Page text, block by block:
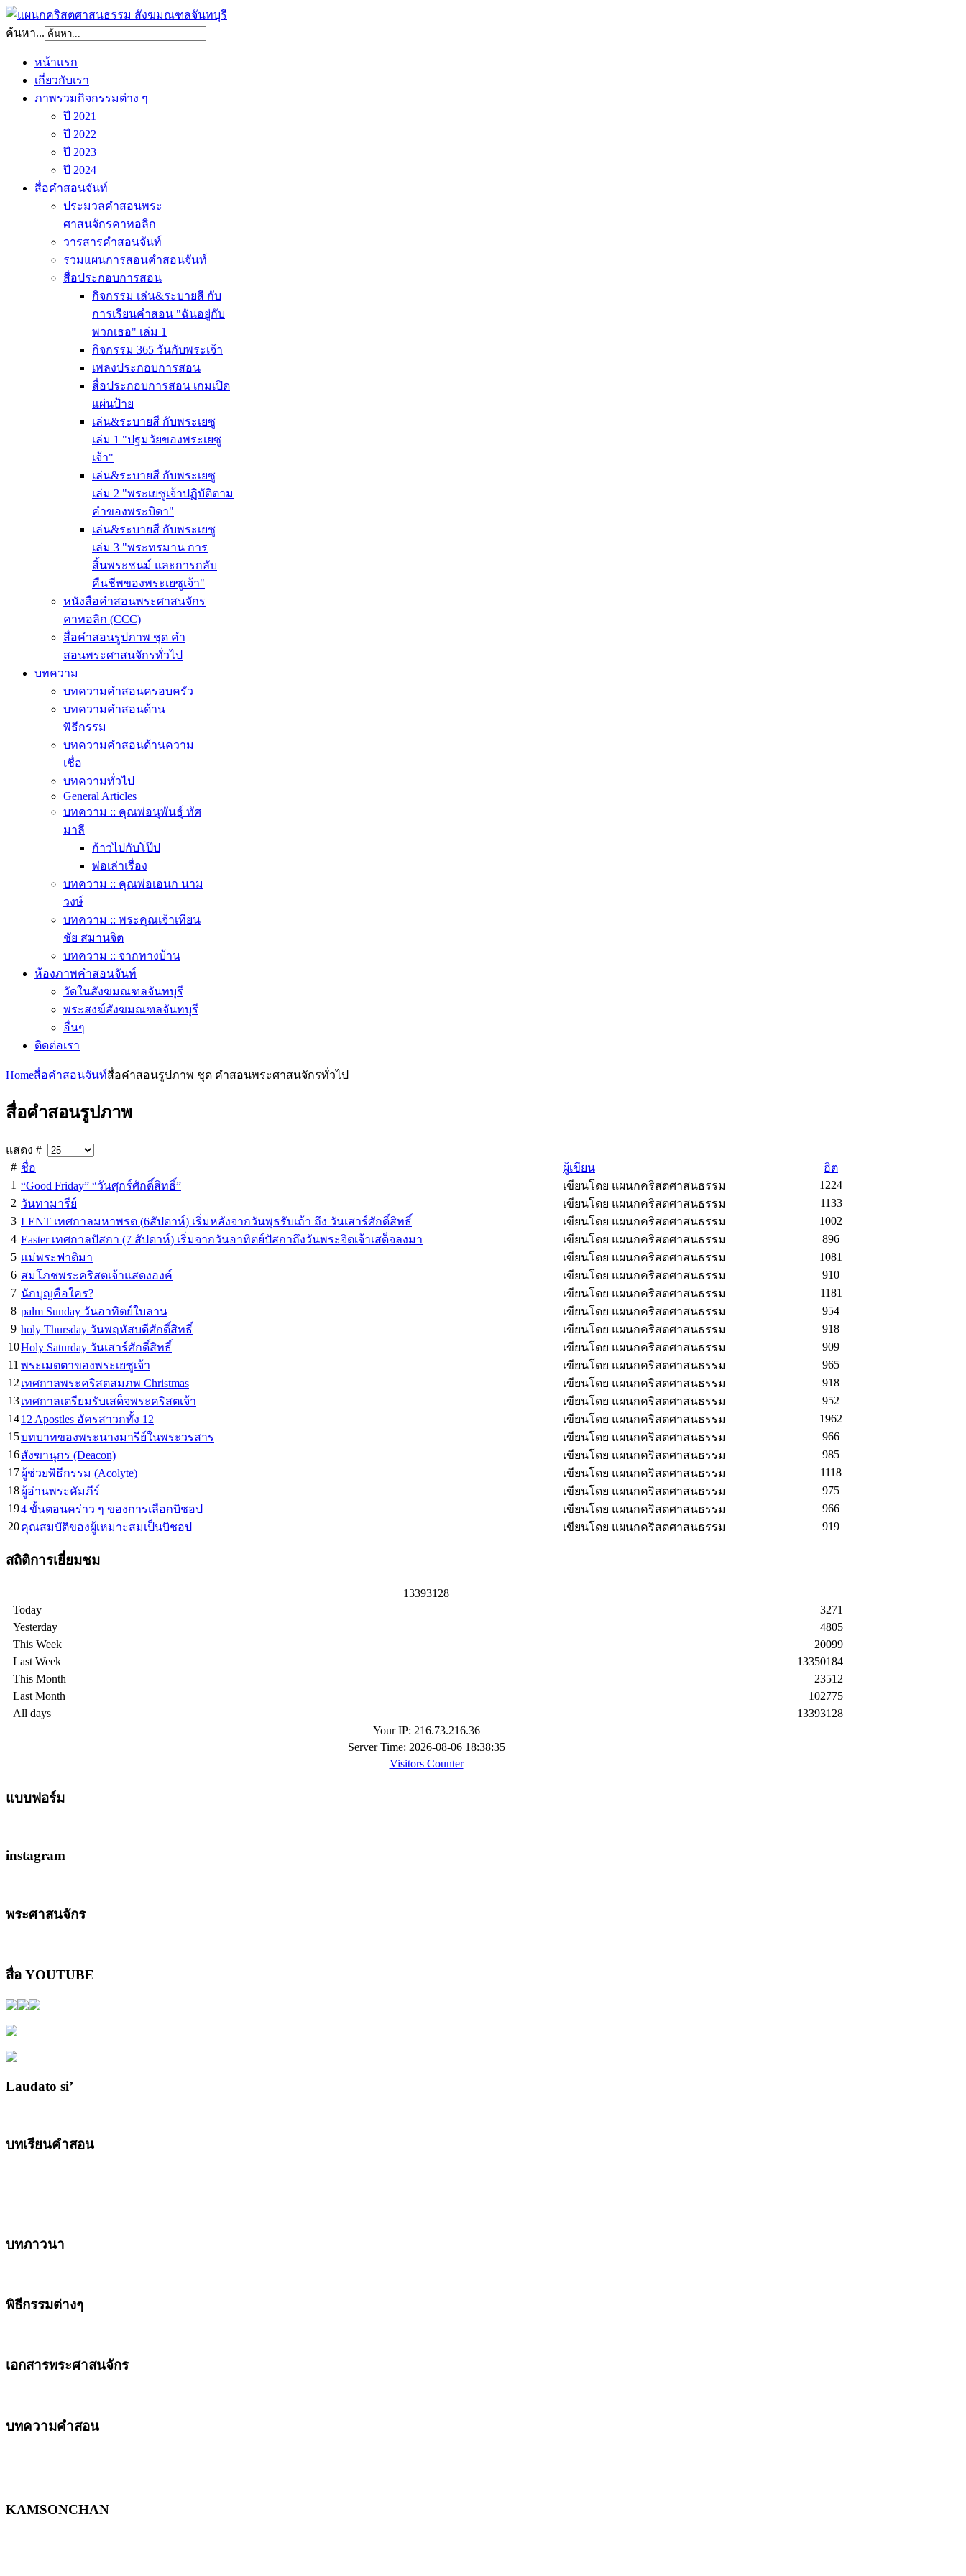
ค้นหา...
หน้าแรก
เกี่ยวกับเรา
ภาพรวมกิจกรรมต่าง ๆ
ปี 2021
ปี 2022
ปี 2023
ปี 2024
สื่อคำสอนจันท์
ประมวลคำสอนพระ
ศาสนจักรคาทอลิก
วารสารคำสอนจันท์
รวมแผนการสอนคำสอนจันท์
สื่อประกอบการสอน
กิจกรรม เล่น&ระบายสี กับ
การเรียนคำสอน "ฉันอยู่กับ
พวกเธอ" เล่ม 1
กิจกรรม 365 วันกับพระเจ้า
เพลงประกอบการสอน
สื่อประกอบการสอน เกมเปิด
แผ่นป้าย
เล่น&ระบายสี กับพระเยซู
เล่ม 1 "ปฐมวัยของพระเยซู
เจ้า"
เล่น&ระบายสี กับพระเยซู
เล่ม 2 "พระเยซูเจ้าปฏิบัติตาม
คำของพระบิดา"
เล่น&ระบายสี กับพระเยซู
เล่ม 3 "พระทรมาน การ
สิ้นพระชนม์ และการกลับ
คืนชีพของพระเยซูเจ้า"
หนังสือคำสอนพระศาสนจักร
คาทอลิก (CCC)
สื่อคำสอนรูปภาพ ชุด คำ
สอนพระศาสนจักรทั่วไป
บทความ
บทความคำสอนครอบครัว
บทความคำสอนด้าน
พิธีกรรม
บทความคำสอนด้านความ
เชื่อ
บทความทั่วไป
General Articles
บทความ :: คุณพ่อนุพันธุ์ ทัศ
มาลี
ก้าวไปกับโป๊ป
พ่อเล่าเรื่อง
บทความ :: คุณพ่อเอนก นาม
วงษ์
บทความ :: พระคุณเจ้าเทียน
ชัย สมานจิต
บทความ :: จากทางบ้าน
ห้องภาพคำสอนจันท์
วัดในสังฆมณฑลจันทบุรี
พระสงฆ์สังฆมณฑลจันทบุรี
อื่นๆ
ติดต่อเรา
Homeสื่อคำสอนจันท์สื่อคำสอนรูปภาพ ชุด คำสอนพระศาสนจักรทั่วไป
สื่อคำสอนรูปภาพ
แสดง #
# ชื่อ ผู้เขียน
ฮิต
1 “Good Friday” “วันศุกร์ศักดิ์สิทธิ์” เขียนโดย แผนกคริสตศาสนธรรม
1224
2 วันทามารีย์ เขียนโดย แผนกคริสตศาสนธรรม
1133
3 LENT เทศกาลมหาพรต (6สัปดาห์) เริ่มหลังจากวันพุธรับเถ้า ถึง วันเสาร์ศักดิ์สิทธิ์ เขียนโดย แผนกคริสตศาสนธรรม
1002
4 Easter เทศกาลปัสกา (7 สัปดาห์) เริ่มจากวันอาทิตย์ปัสกาถึงวันพระจิตเจ้าเสด็จลงมา เขียนโดย แผนกคริสตศาสนธรรม
896
5 แม่พระฟาติมา เขียนโดย แผนกคริสตศาสนธรรม
1081
6 สมโภชพระคริสตเจ้าแสดงองค์ เขียนโดย แผนกคริสตศาสนธรรม
910
7 นักบุญคือใคร? เขียนโดย แผนกคริสตศาสนธรรม
1181
8 palm Sunday วันอาทิตย์ใบลาน เขียนโดย แผนกคริสตศาสนธรรม
954
9 holy Thursday วันพฤหัสบดีศักดิ์สิทธิ์ เขียนโดย แผนกคริสตศาสนธรรม
918
10Holy Saturday วันเสาร์ศักดิ์สิทธิ์ เขียนโดย แผนกคริสตศาสนธรรม
909
11 พระเมตตาของพระเยซูเจ้า เขียนโดย แผนกคริสตศาสนธรรม
965
12 เทศกาลพระคริสตสมภพ Christmas เขียนโดย แผนกคริสตศาสนธรรม
918
13 เทศกาลเตรียมรับเสด็จพระคริสตเจ้า เขียนโดย แผนกคริสตศาสนธรรม
952
14 12 Apostles อัครสาวกทั้ง 12 เขียนโดย แผนกคริสตศาสนธรรม
1962
15บทบาทของพระนางมารีย์ในพระวรสาร เขียนโดย แผนกคริสตศาสนธรรม
966
16 สังฆานุกร (Deacon) เขียนโดย แผนกคริสตศาสนธรรม
985
17 ผู้ช่วยพิธีกรรม (Acolyte) เขียนโดย แผนกคริสตศาสนธรรม
1118
18 ผู้อ่านพระคัมภีร์ เขียนโดย แผนกคริสตศาสนธรรม
975
194 ขั้นตอนคร่าว ๆ ของการเลือกบิชอป เขียนโดย แผนกคริสตศาสนธรรม
966
20 คุณสมบัติของผู้เหมาะสมเป็นบิชอป เขียนโดย แผนกคริสตศาสนธรรม 919
สถิติการเยี่ยมชม
133931 28
Today
Yesterday
This Week
Last Week
This Month
Last Month
All days
3271
4805
20099
13350184
23512
102775
13393128
Your IP: 216.73.216.36
Server Time: 2026-08-06 18:38:35
Visitors Counter
แบบฟอร์ม
instagram
พระศาสนจักร
สื่อ YOUTUBE
Laudato si’
บทเรียนคำสอน
บทภาวนา
พิธีกรรมต่างๆ
เอกสารพระศาสนจักร
บทความคำสอน
KAMSONCHAN